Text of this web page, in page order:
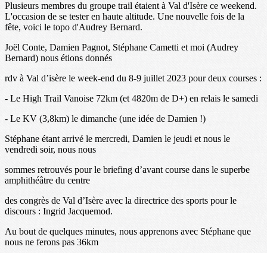
Plusieurs membres du groupe trail étaient à Val d'Isère ce weekend.
L'occasion de se tester en haute altitude. Une nouvelle fois de la
fête, voici le topo d'Audrey Bernard.
Joël Conte, Damien Pagnot, Stéphane Cametti et moi (Audrey
Bernard) nous étions donnés
rdv à Val d’isère le week-end du 8-9 juillet 2023 pour deux courses :
- Le High Trail Vanoise 72km (et 4820m de D+) en relais le samedi
- Le KV (3,8km) le dimanche (une idée de Damien !)
Stéphane étant arrivé le mercredi, Damien le jeudi et nous le
vendredi soir, nous nous
sommes retrouvés pour le briefing d’avant course dans le superbe
amphithéâtre du centre
des congrès de Val d’Isère avec la directrice des sports pour le
discours : Ingrid Jacquemod.
Au bout de quelques minutes, nous apprenons avec Stéphane que
nous ne ferons pas 36km